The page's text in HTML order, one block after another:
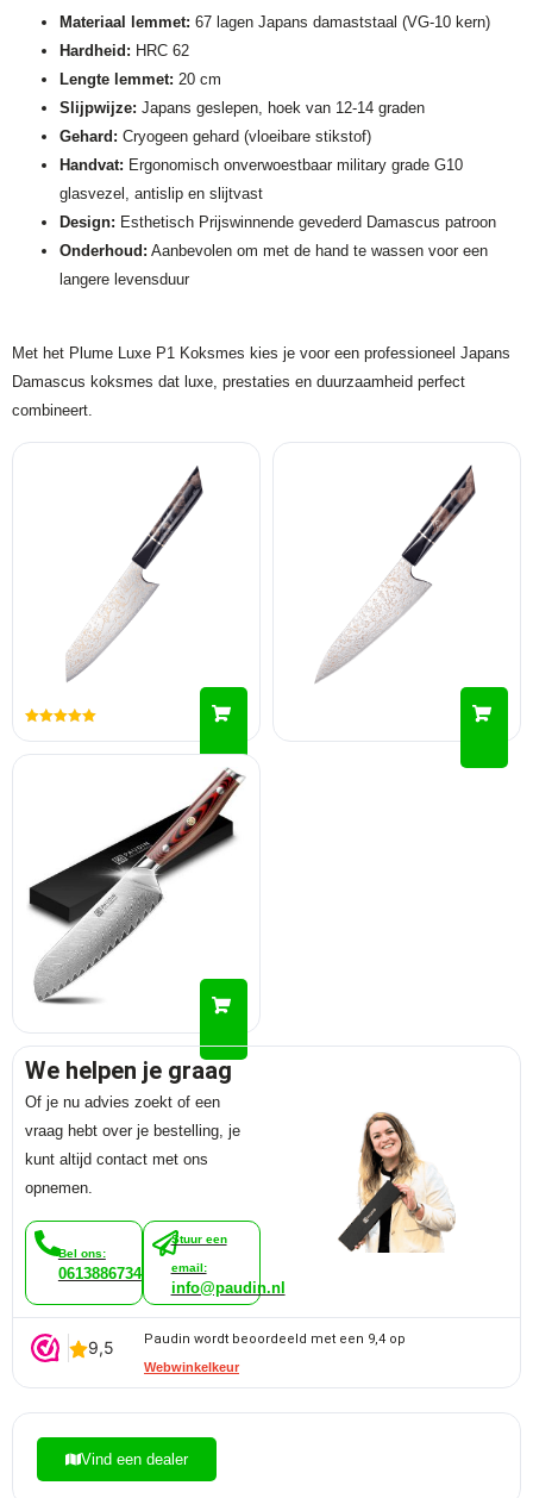
Materiaal lemmet: 67 lagen Japans damaststaal (VG-10 kern)
Hardheid: HRC 62
Lengte lemmet: 20 cm
Slijpwijze: Japans geslepen, hoek van 12-14 graden
Gehard: Cryogeen gehard (vloeibare stikstof)
Handvat: Ergonomisch onverwoestbaar military grade G10
glasvezel, antislip en slijtvast
Design: Esthetisch Prijswinnende gevederd Damascus patroon
Onderhoud: Aanbevolen om met de hand te wassen voor een
langere levensduur
Met het Plume Luxe P1 Koksmes kies je voor een professioneel Japans
Damascus koksmes dat luxe, prestaties en duurzaamheid perfect
combineert.
We helpen je graag
Of je nu advies zoekt of een
vraag hebt over je bestelling, je
kunt altijd contact met ons
opnemen.
Bel ons:
0613886734
Stuur een
email:
info@paudin.nl
Paudin wordt beoordeeld met een 9,4 op
Webwinkelkeur
Vind een dealer